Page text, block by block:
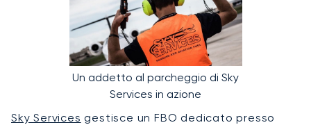
Un addetto al parcheggio di Sky
Services in azione
Sky Services gestisce un FBO dedicato presso